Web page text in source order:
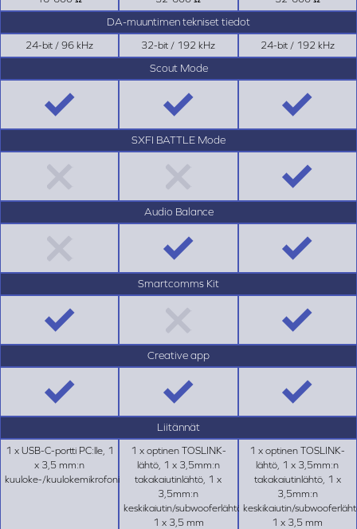
DA-muuntimen tekniset tiedot
24-bit / 96 kHz 32-bit / 192 kHz 24-bit / 192 kHz
Scout Mode
SXFI BATTLE Mode
Audio Balance
Smartcomms Kit
Creative app
Liitännät
1 x USB-C-portti PC:lle, 1
x 3,5 mm:n
kuuloke-/kuulokemikrofoniliitäntä
1 x optinen TOSLINK-
lähtö, 1 x 3,5mm:n
takakaiutinlähtö, 1 x
3,5mm:n
keskikaiutin/subwooferlähtö,
1 x 3,5 mm
1 x optinen TOSLINK-
lähtö, 1 x 3,5mm:n
takakaiutinlähtö, 1 x
3,5mm:n
keskikaiutin/
1 x 3,5 mm